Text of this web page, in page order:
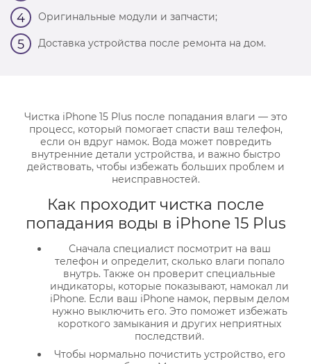
4 Оригинальные модули и запчасти;
5 Доставка устройства после ремонта на дом.
Чистка iPhone 15 Plus после попадания влаги — это
процесс, который помогает спасти ваш телефон,
если он вдруг намок. Вода может повредить
внутренние детали устройства, и важно быстро
действовать, чтобы избежать больших проблем и
неисправностей.
Как проходит чистка после
попадания воды в iPhone 15 Plus
Сначала специалист посмотрит на ваш
телефон и определит, сколько влаги попало
внутрь. Также он проверит специальные
индикаторы, которые показывают, намокал ли
iPhone. Если ваш iPhone намок, первым делом
нужно выключить его. Это поможет избежать
короткого замыкания и других неприятных
последствий.
Чтобы нормально почистить устройство, его